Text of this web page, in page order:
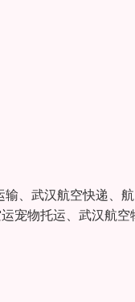
、武汉航空快递、
宠物托运、武汉航空